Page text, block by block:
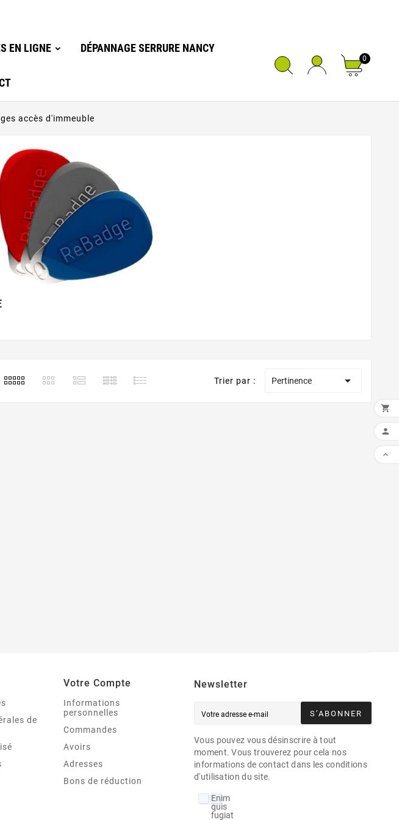
EN LIGNE DÉPANNAGE SERRURE NANCY
0
accès d'immeuble
Trier par : Pertinence 
de
Votre Compte
Informations
personnelles
Commandes
Avoirs
Adresses
Bons de réduction
Newsletter
S’ABONNER
Vous pouvez vous désinscrire à tout
moment. Vous trouverez pour cela nos
informations de contact dans les conditions
d'utilisation du site.
Enim
quis
fugiat


